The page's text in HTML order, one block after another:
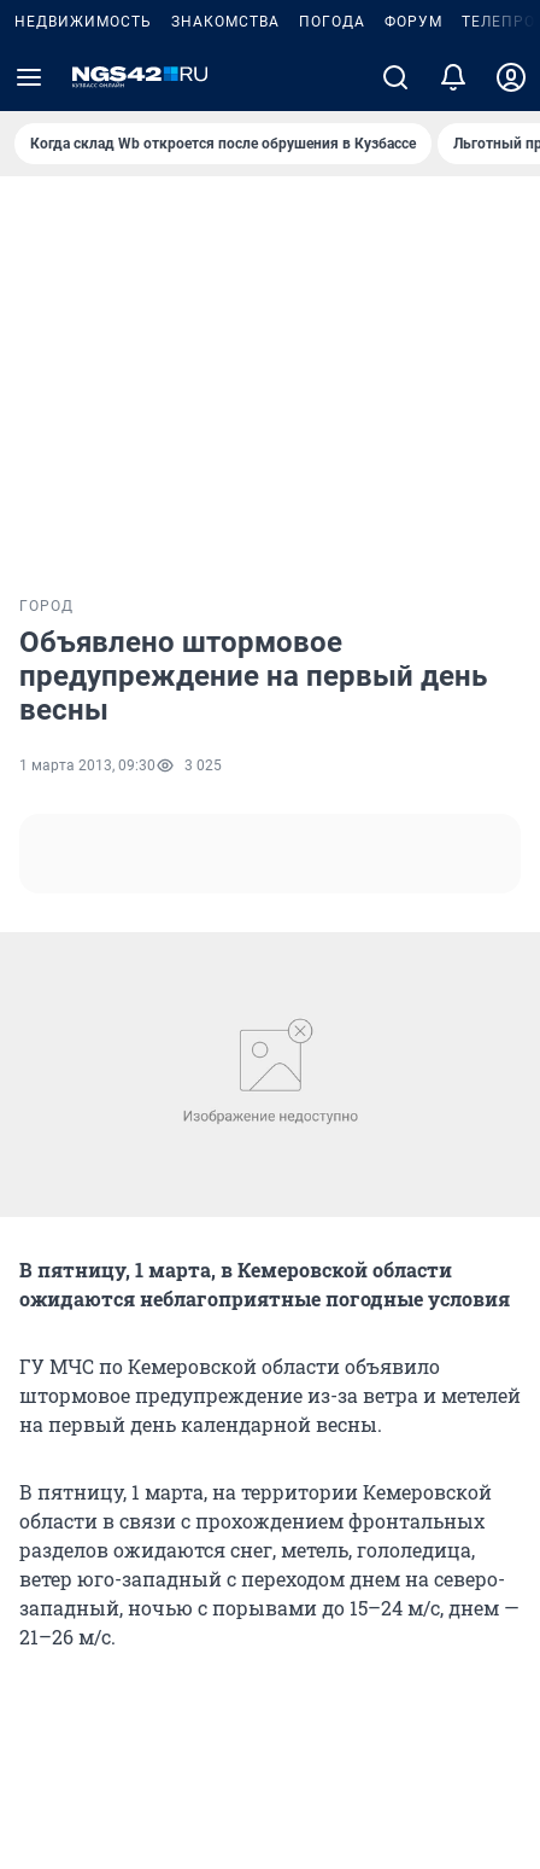
НЕДВИЖИМОСТЬ ЗНАКОМСТВА ПОГОДА ФОРУМ
Когда склад Wb откроется после обрушения в Кузбассе Льготный
ГОРОД
Объявлено штормовое
предупреждение на первый день
весны
1 марта 2013, 09:30 3 025
В пятницу, 1 марта, в Кемеровской области
ожидаются неблагоприятные погодные условия
ГУ МЧС по Кемеровской области объявило
штормовое предупреждение из-за ветра и метелей
на первый день календарной весны.
В пятницу, 1 марта, на территории Кемеровской
области в связи с прохождением фронтальных
разделов ожидаются снег, метель, гололедица,
ветер юго-западный с переходом днем на северо-
западный, ночью с порывами до 15–24 м/с, днем —
21–26 м/с.